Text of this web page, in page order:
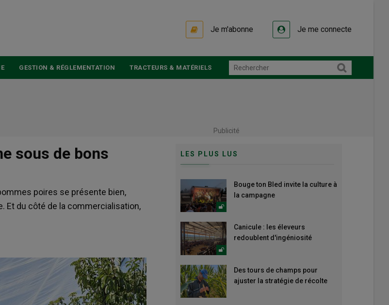
Je m'abonne Je me connecte
GESTION & RÉGLEMENTATION TRACTEURS & MATÉRIELS
Publicité
sous de bons
poires se présente bien,
Et du côté de la commercialisation,
LES PLUS LUS
Bouge ton Bled invite la culture à
la campagne
Canicule : les éleveurs
redoublent d'ingéniosité
Des tours de champs pour
ajuster la stratégie de récolte